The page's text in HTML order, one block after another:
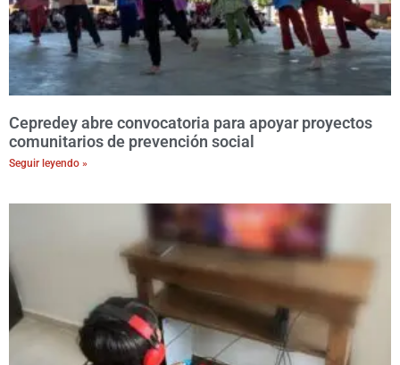
Cepredey abre convocatoria para apoyar proyectos
comunitarios de prevención social
Seguir leyendo »